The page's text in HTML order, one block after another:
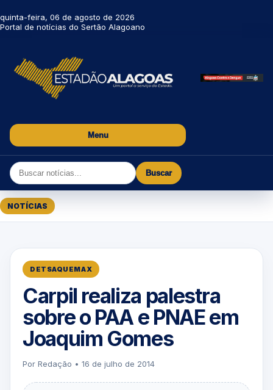
quinta-feira, 06 de agosto de 2026
Portal de notícias do Sertão Alagoano
Menu
Buscar
NOTÍCIAS
DETSAQUEMAX
Carpil realiza palestra
sobre o PAA e PNAE em
Joaquim Gomes
Por Redação • 16 de julho de 2014